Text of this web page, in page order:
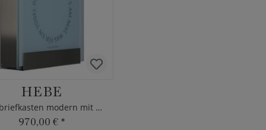
HEBE
Zaunbriefkasten modern mit Spruch - Edelstahl
970,00 € *